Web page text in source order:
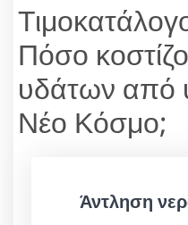
Πόσο
υδάτων από
Νέο Κόσμο;
Άντληση